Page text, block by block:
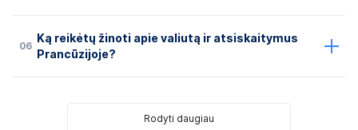
06
Ką reikėtų žinoti apie valiutą ir atsiskaitymus
Prancūzijoje?
Rodyti daugiau